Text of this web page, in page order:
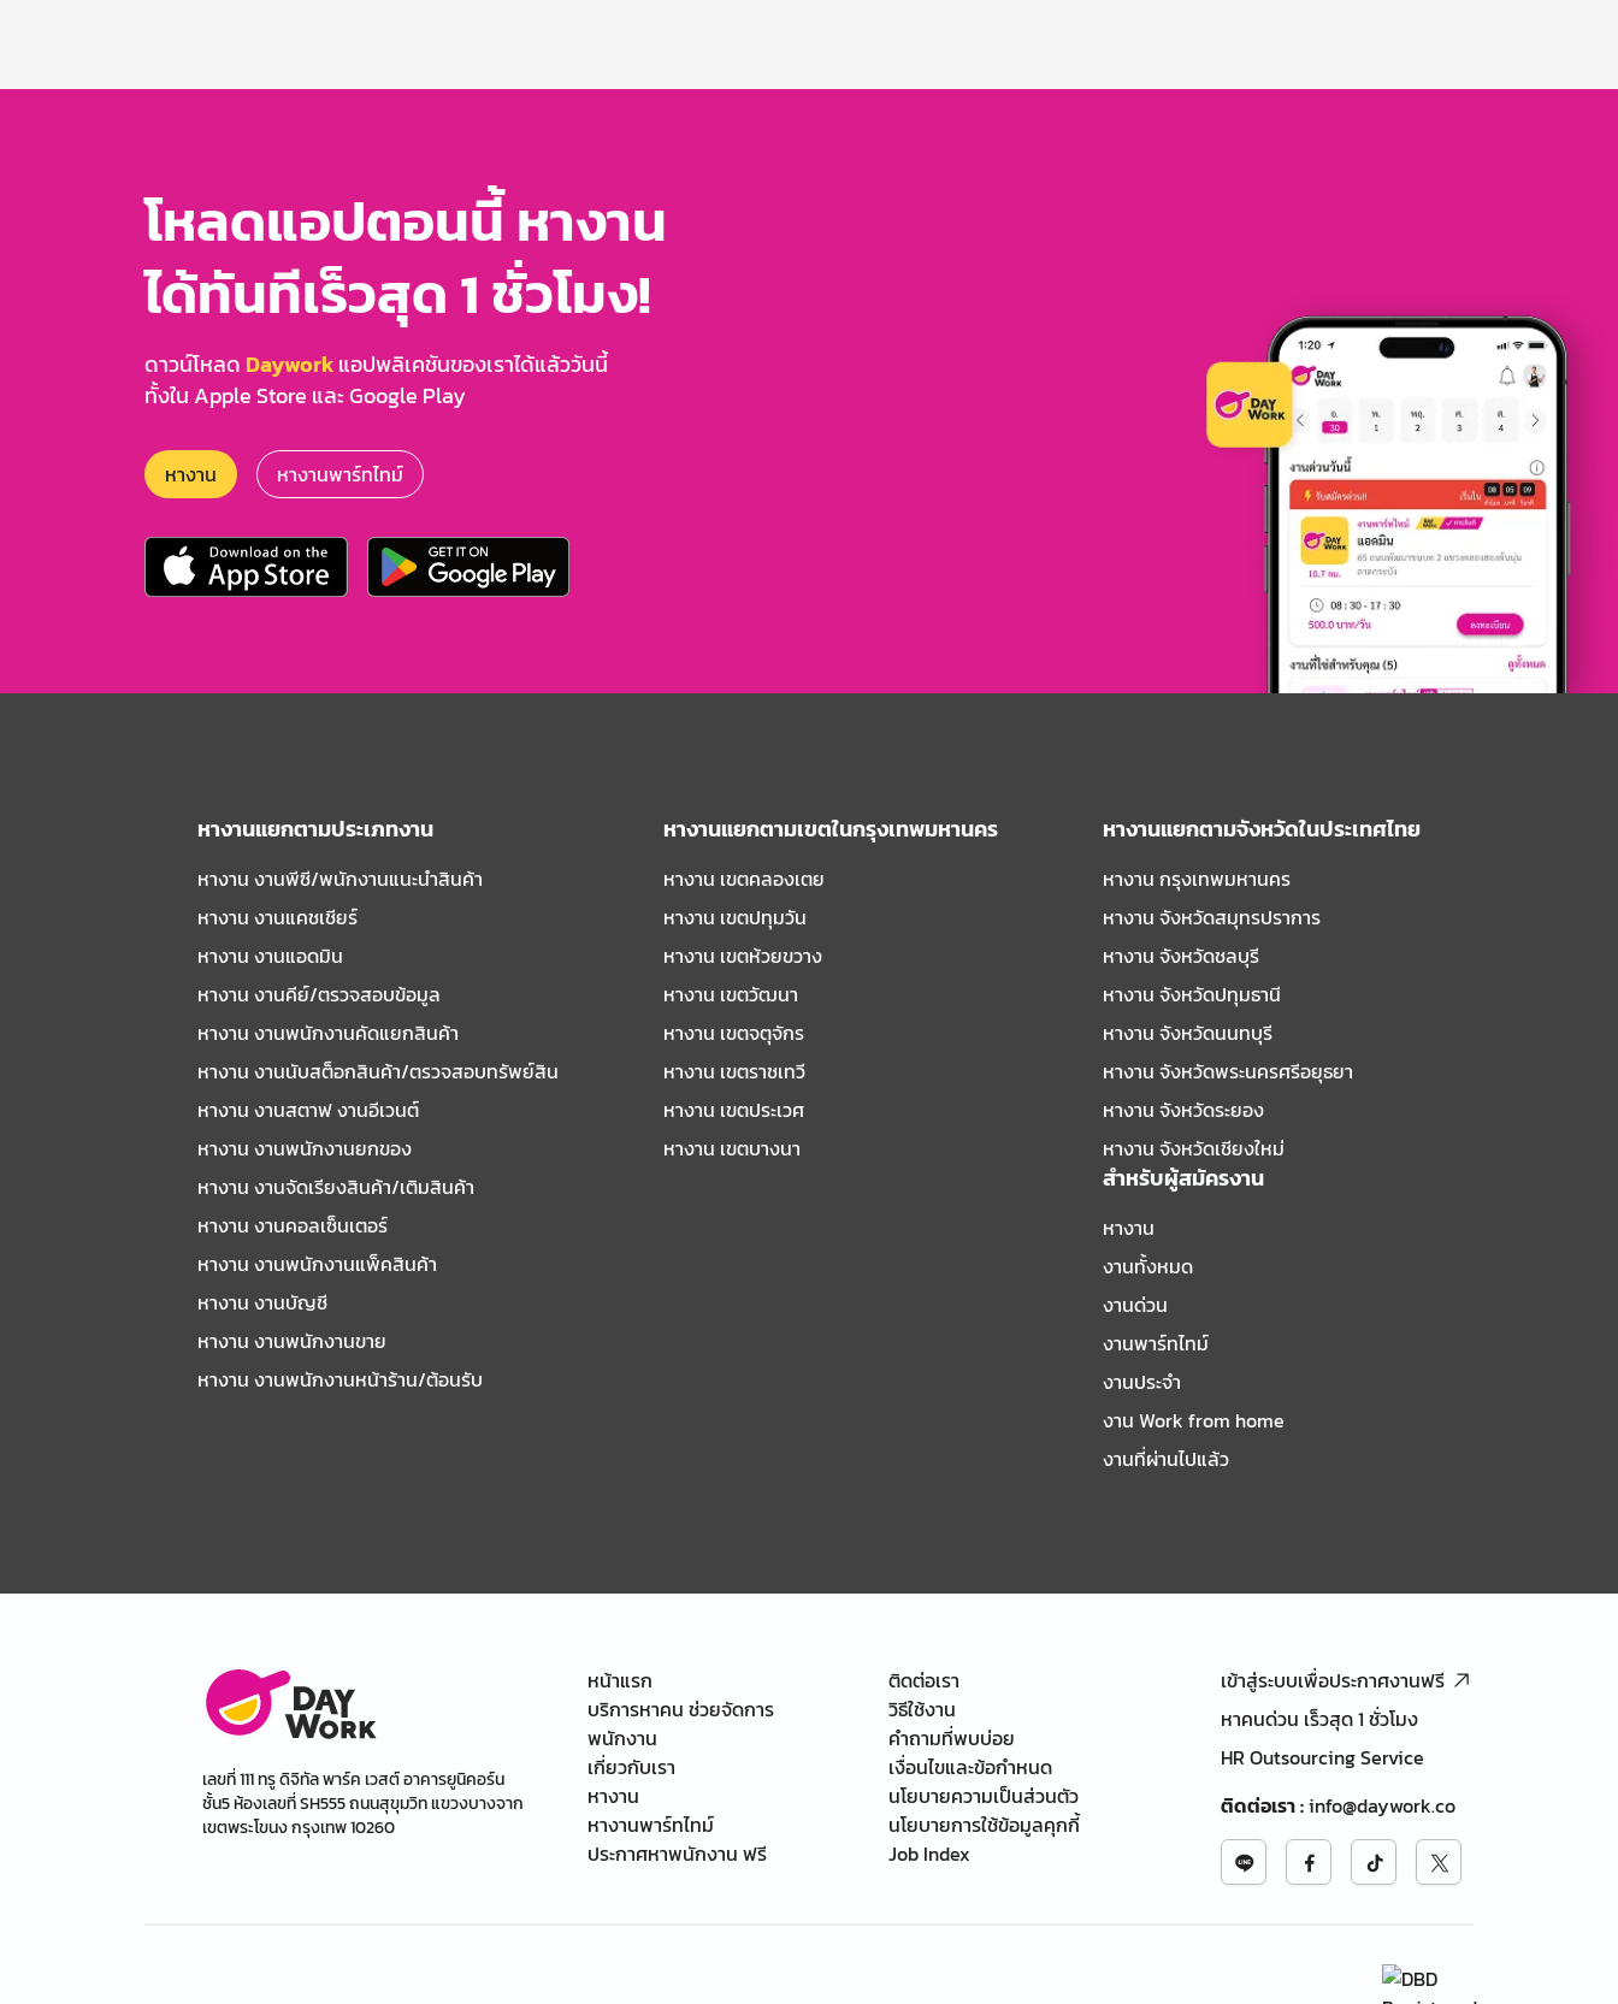
โหลดแอปตอนนี้ หางาน
ได้ทันทีเร็วสุด 1 ชั่วโมง!
ดาวน์โหลด Dayworkแอปพลิเคชันของเราได้แล้ววันนี้
ทั้งใน Apple Store และ Google Play
หางาน หางานพาร์ทไทม์
หางานแยกตามประเภทงาน
หางาน งานพีซี/พนักงานแนะนําสินค้า
หางาน งานแคชเชียร์
หางาน งานแอดมิน
หางาน งานคีย์/ตรวจสอบข้อมูล
หางาน งานพนักงานคัดแยกสินค้า
หางาน งานนับสต็อกสินค้า/ตรวจสอบทรัพย์สิน
หางาน งานสตาฟ งานอีเวนต์
หางาน งานพนักงานยกของ
หางาน งานจัดเรียงสินค้า/เติมสินค้า
หางาน งานคอลเซ็นเตอร์
หางาน งานพนักงานแพ็คสินค้า
หางาน งานบัญชี
หางาน งานพนักงานขาย
หางาน งานพนักงานหน้าร้าน/ต้อนรับ
หางานแยกตามเขตในกรุงเทพมหานคร
หางาน เขตคลองเตย
หางาน เขตปทุมวัน
หางาน เขตห้วยขวาง
หางาน เขตวัฒนา
หางาน เขตจตุจักร
หางาน เขตราชเทวี
หางาน เขตประเวศ
หางาน เขตบางนา
หางานแยกตามจังหวัดในประเทศไทย
หางาน กรุงเทพมหานคร
หางาน จังหวัดสมุทรปราการ
หางาน จังหวัดชลบุรี
หางาน จังหวัดปทุมธานี
หางาน จังหวัดนนทบุรี
หางาน จังหวัดพระนครศรีอยุธยา
หางาน จังหวัดระยอง
หางาน จังหวัดเชียงใหม่
สำหรับผู้สมัครงาน
หางาน
งานทั้งหมด
งานด่วน
งานพาร์ทไทม์
งานประจำ
งาน Work from home
งานที่ผ่านไปแล้ว
เลขที่ 111 ทรู ดิจิทัล พาร์ค เวสต์ อาคารยูนิคอร์น
ชั้น5 ห้องเลขที่ SH555 ถนนสุขุมวิท แขวงบางจาก
เขตพระโขนง กรุงเทพ 10260
หน้าแรก
บริการหาคน ช่วยจัดการ
พนักงาน
เกี่ยวกับเรา
หางาน
หางานพาร์ทไทม์
ประกาศหาพนักงาน ฟรี
ติดต่อเรา
วิธีใช้งาน
คำถามที่พบบ่อย
เงื่อนไขและข้อกำหนด
นโยบายความเป็นส่วนตัว
นโยบายการใช้ข้อมูลคุกกี้
Job Index
เข้าสู่ระบบเพื่อประกาศงานฟรี
หาคนด่วน เร็วสุด 1 ชั่วโมง
HR Outsourcing Service
ติดต่อเรา:info@daywork.co